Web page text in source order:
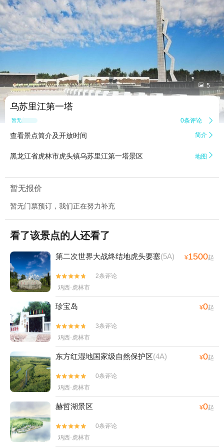
 5
乌苏里江第一塔
暂无点评 0条评论 
查看景点简介及开放时间 简介 
黑龙江省虎林市虎头镇乌苏里江第一塔景区 地图 
暂无报价
暂无门票预订，我们正在努力补充
看了该景点的人还看了
第二次世界大战终结地虎头要塞(5A) ¥1500起


2条评论
鸡西·虎林市
珍宝岛 ¥0起


3条评论
鸡西·虎林市
东方红湿地国家级自然保护区(4A) ¥0起


0条评论
鸡西·虎林市
赫哲湖景区 ¥0起


0条评论
鸡西·虎林市
